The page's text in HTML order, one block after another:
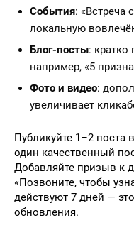
События: «Встреча
локальную
Блог-посты: кратко
например, «5
Фото и видео:
увеличивает
Публикуйте 1–2 поста
один качественный
Добавляйте призыв к
«Позвоните, чтобы
действуют 7 дней —
обновления.